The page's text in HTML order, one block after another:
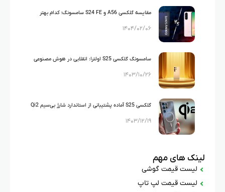
مقایسه گلکسی A56 و S24 FE سامسونگ؛ کدام بهتر
است؟
۱۴۰۴/۰۲/۰۶
سامسونگ گلکسی S25 اولترا: انقلابی در هوش مصنوعی
گوشی ها
۱۴۰۳/۱۰/۲۶
گلکسی S25 آماده پشتیبانی از استاندارد شارژ بی‌سیم Qi2
است
۱۴۰۳/۱۲/۱۹
لینک های مهم
لیست قیمت گوشی
لیست قیمت لپ تاپ